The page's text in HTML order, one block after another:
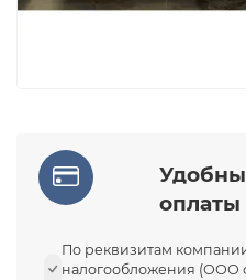
оплаты
По реквизитам
налогообложения (ООО